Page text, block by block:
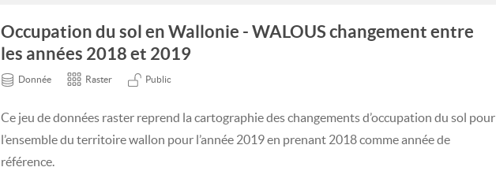
Occupation du sol en Wallonie - WALOUS changement entre
les années 2018 et 2019
Donnée Raster Public
Ce jeu de données raster reprend la cartographie des changements d’occupation du sol pour
l’ensemble du territoire wallon pour l’année 2019 en prenant 2018 comme année de
référence.